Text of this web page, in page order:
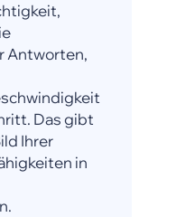
Antworten,
Das gibt
Ihrer
in